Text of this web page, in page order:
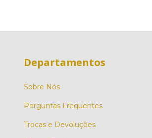
Departamentos
Sobre Nós
Perguntas Frequentes
Trocas e Devoluções